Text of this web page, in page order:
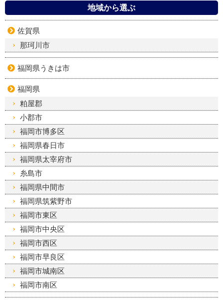
地域から選ぶ
佐賀県
那珂川市
福岡県うきは市
福岡県
粕屋郡
小郡市
福岡市博多区
福岡県春日市
福岡県太宰府市
糸島市
福岡県中間市
福岡県筑紫野市
福岡市東区
福岡市中央区
福岡市西区
福岡市早良区
福岡市城南区
福岡市南区